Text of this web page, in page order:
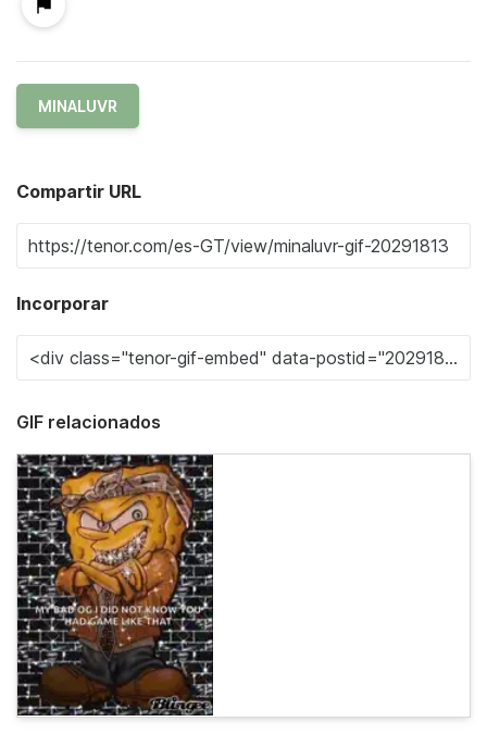
MINALUVR
Compartir URL
Incorporar
GIF relacionados